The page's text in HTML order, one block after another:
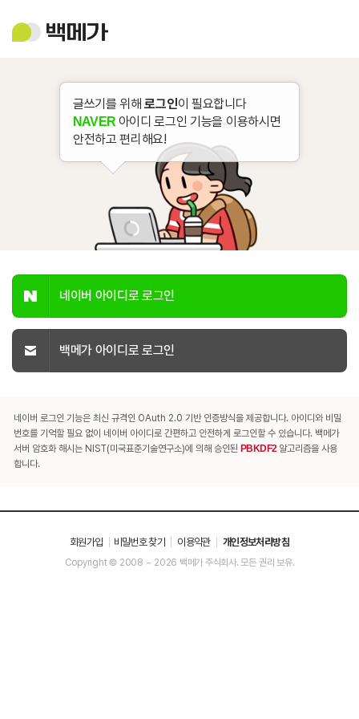
백
메
글쓰기를 위해로그인이 필요합니다
NAVER 아이디 로그인 기능을 이용하시면
안전하고 편리해요!
네이버 아이디로 로그인
백메가 아이디로 로그인
네이버 로그인 기능은 최신 규격인 OAuth 2.0 기반 인증방식을 제공합니다. 아이디와 비밀
번호를 기억할 필요 없이 네이버 아이디로 간편하고 안전하게 로그인할 수 있습니다. 백메가
서버 암호화 해시는 NIST(미국표준기술연구소)에 의해 승인된 PBKDF2알고리즘을 사용
합니다.
회원가입 비밀번호 찾기 이용약관 개인정보처리방침
Copyright © 2008 ~ 2026 백메가 주식회사. 모든 권리 보유.